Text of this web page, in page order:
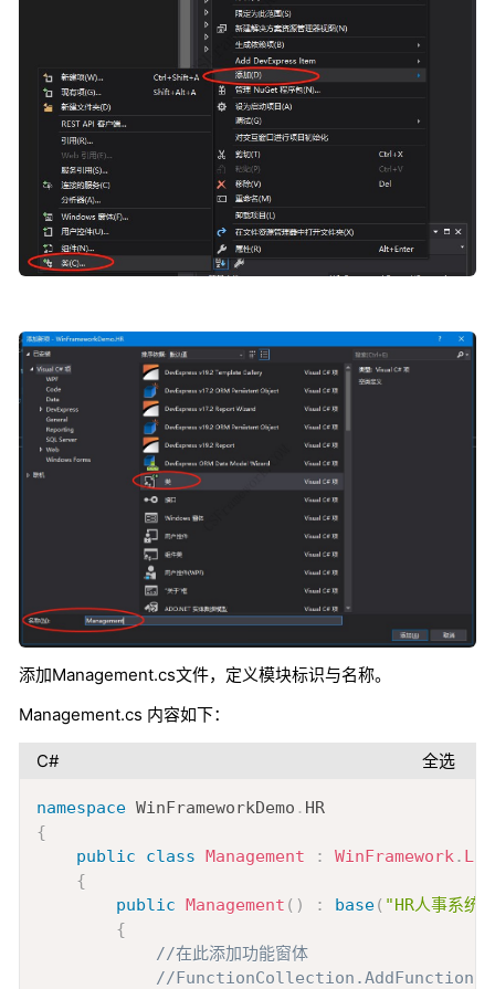
添加Management.cs文件，定义模块标识与名称。
Management.cs 内容如下：
C# 全选
namespace WinFrameworkDemo . HR
{
public
class Management : WinFramework.
{
public Management ( ) : base( "HR人事系统"
{
//在此添加功能窗体
//